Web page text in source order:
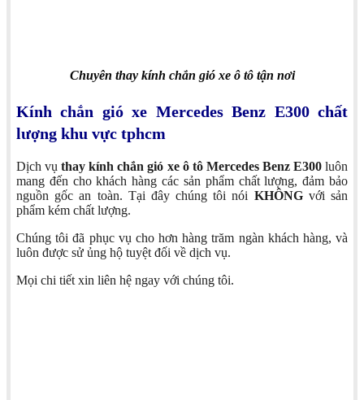
Chuyên thay kính chắn gió xe ô tô tận nơi
Kính chắn gió xe Mercedes Benz E300 chất
lượng khu vực tphcm
Dịch vụthay kính chắn gió xe ô tô Mercedes Benz E300luôn
mang đến cho khách hàng các sản phẩm chất lượng, đảm bảo
nguồn gốc an toàn. Tại đây chúng tôi nói KHÔNGvới sản
phẩm kém chất lượng.
Chúng tôi đã phục vụ cho hơn hàng trăm ngàn khách hàng, và
luôn được sử ủng hộ tuyệt đối về dịch vụ.
Mọi chi tiết xin liên hệ ngay với chúng tôi.